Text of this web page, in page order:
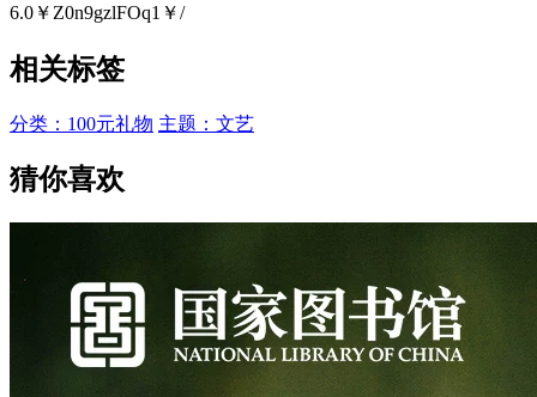
6.0￥Z0n9gzlFOq1￥/
相关标签
分类：100元礼物 主题：文艺
猜你喜欢